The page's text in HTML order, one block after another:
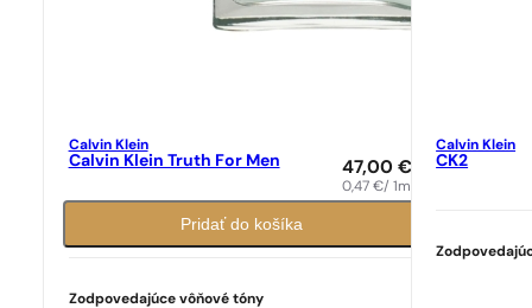
Calvin Klein
Calvin Klein Truth For Men 47,00 €
0,47 €/ 1ml
Pridať do košíka
Zodpovedajúce vôňové tóny
Calvin Klein
CK2